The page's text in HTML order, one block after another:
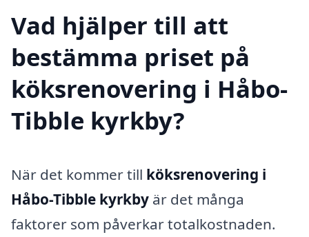
Vad hjälper till att
bestämma priset på
köksrenovering i Håbo-
Tibble kyrkby?
När det kommer till köksrenovering i
Håbo-Tibble kyrkby är det många
faktorer som påverkar totalkostnaden.